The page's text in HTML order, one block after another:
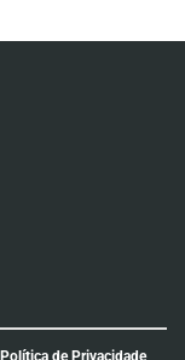
Política de Privacidade